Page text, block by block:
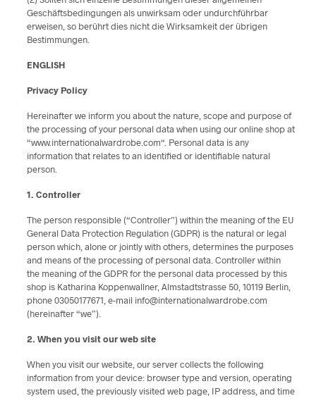
Geschäftsbedingungen als unwirksam oder undurchführbar
erweisen, so berührt dies nicht die Wirksamkeit der übrigen
Bestimmungen.
ENGLISH
Privacy Policy
Hereinafter we inform you about the nature, scope and purpose of
the processing of your personal data when using our online shop at
“www.internationalwardrobe.com“. Personal data is any
information that relates to an identified or identifiable natural
person.
1. Controller
The person responsible (“Controller”) within the meaning of the EU
General Data Protection Regulation (GDPR) is the natural or legal
person which, alone or jointly with others, determines the purposes
and means of the processing of personal data. Controller within
the meaning of the GDPR for the personal data processed by this
shop is Katharina Koppenwallner, Almstadtstrasse 50, 10119 Berlin,
phone 03050177671, e-mail info@internationalwardrobe.com
(hereinafter “we”).
2. When you visit our web site
When you visit our website, our server collects the following
information from your device: browser type and version, operating
system used, the previously visited web page, IP address, and time